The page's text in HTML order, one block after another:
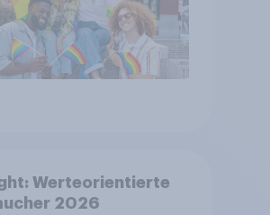
Werteorientierte
2026